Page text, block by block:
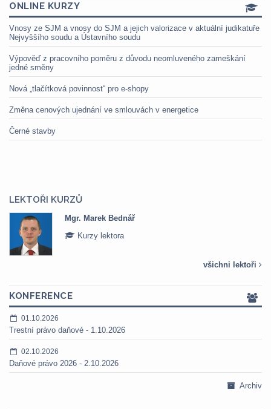
ONLINE KURZY
Vnosy ze SJM a vnosy do SJM a jejich valorizace v aktuální judikatuře
Nejvyššího soudu a Ústavního soudu
Výpověď z pracovního poměru z důvodu neomluveného zameškání
jedné směny
Nová „tlačítková povinnost“ pro e-shopy
Změna cenových ujednání ve smlouvách v energetice
Černé stavby
LEKTOŘI KURZŮ
Mgr. Marek Bednář
Kurzy lektora
všichni lektoři
KONFERENCE
01.10.2026
Trestní právo daňové - 1.10.2026
02.10.2026
Daňové právo 2026 - 2.10.2026
Archiv